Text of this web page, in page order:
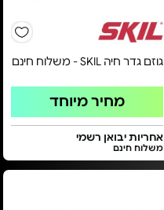
גוזם גדר חיה SKIL - משלוח חינם
מחיר מיוחד
אחריות יבואן רשמי
משלוח חינם